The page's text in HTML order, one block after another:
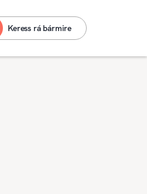
Keress rá bármire